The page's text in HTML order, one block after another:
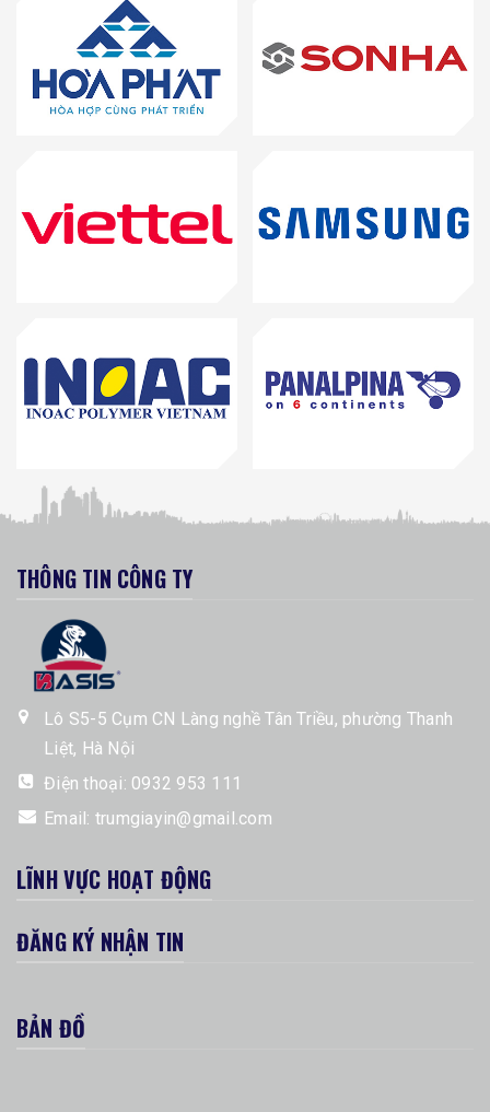
THÔNG TIN CÔNG TY
Lô S5-5 Cụm CN Làng nghề Tân Triều, phường Thanh
Liệt, Hà Nội
Điện thoại: 0932 953 111
Email: trumgiayin@gmail.com
LĨNH VỰC HOẠT ĐỘNG
ĐĂNG KÝ NHẬN TIN
BẢN ĐỒ